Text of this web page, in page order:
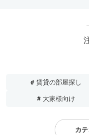
# 賃貸の部屋探し
# 大家様向け
カ